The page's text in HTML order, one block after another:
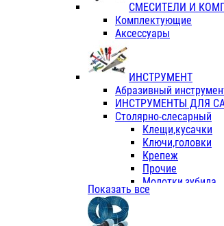
СМЕСИТЕЛИ И
Комплектующие
Аксессуары
ИНСТРУМЕНТ
Абразивный
ИНСТРУМЕНТЫ ДЛЯ
Столярно-слесарный
Клещи,кусачки
Ключи,головки
Крепеж
Прочие
Молотки,зубила
Показать все